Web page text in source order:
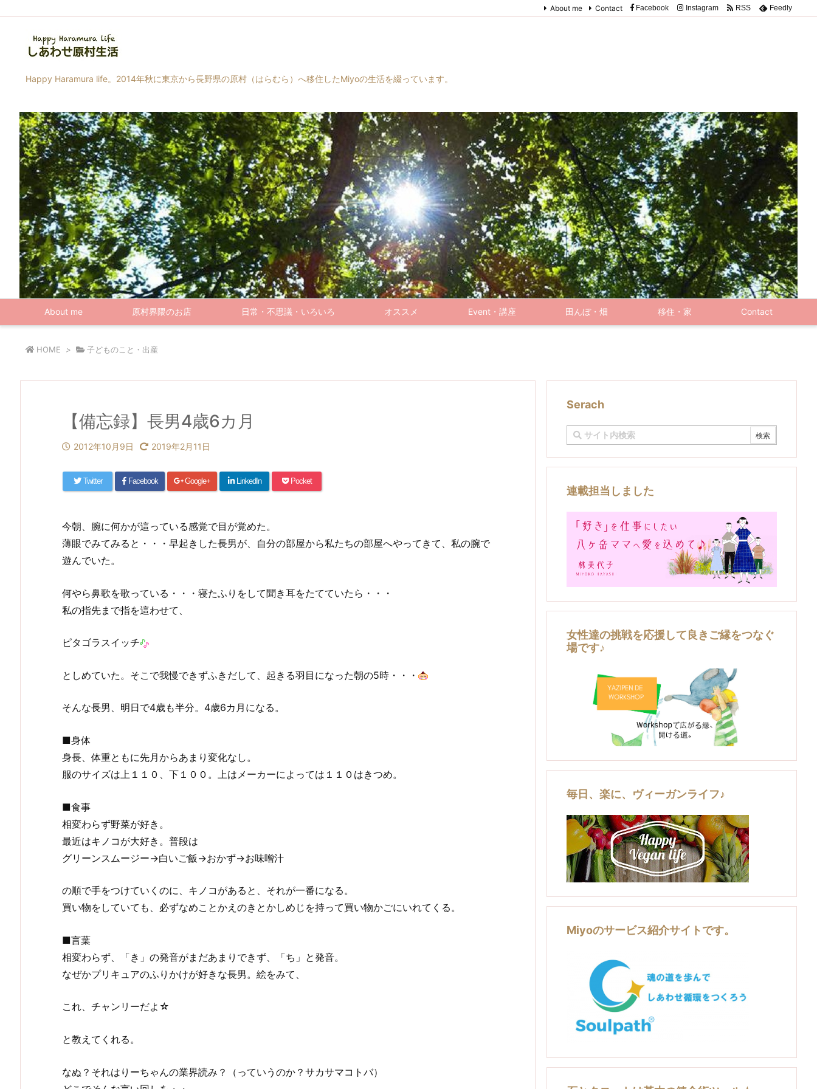
Happy Haramura life。2014年秋に東京から長野県の原村（はらむら）へ移住したMiyoの生活を綴っています。
About me 原村界隈のお店 日常・不思議・いろいろ オススメ Event・講座 田んぼ・畑 移住・家 Contact
About me Contact Facebook Instagram RSS Feedly
HOME > 子どものこと・出産
【備忘録】長男4歳6カ月
2012年10月9日 2019年2月11日
Twitter Facebook Google+ LinkedIn Pocket
今朝、腕に何かが這っている感覚で目が覚めた。
薄眼でみてみると・・・早起きした長男が、自分の部屋から私たちの部屋へやってきて、私の腕で
遊んでいた。
何やら鼻歌を歌っている・・・寝たふりをして聞き耳をたてていたら・・・
私の指先まで指を這わせて、
ピタゴラスイッチ
としめていた。そこで我慢できずふきだして、起きる羽目になった朝の5時・・・
そんな長男、明日で4歳も半分。4歳6カ月になる。
■身体
身長、体重ともに先月からあまり変化なし。
服のサイズは上１１０、下１００。上はメーカーによっては１１０はきつめ。
■食事
相変わらず野菜が好き。
最近はキノコが大好き。普段は
グリーンスムージー→白いご飯→おかず→お味噌汁
の順で手をつけていくのに、キノコがあると、それが一番になる。
買い物をしていても、必ずなめことかえのきとかしめじを持って買い物かごにいれてくる。
■言葉
相変わらず、「き」の発音がまだあまりできず、「ち」と発音。
なぜかプリキュアのふりかけが好きな長男。絵をみて、
これ、チャンリーだよ☆
と教えてくれる。
なぬ？それはりーちゃんの業界読み？（っていうのか？サカサマコトバ）
Serach
連載担当しました
女性達の挑戦を応援して良きご縁をつなぐ
場です♪
毎日、楽に、ヴィーガンライフ♪
Miyoのサービス紹介サイトです。